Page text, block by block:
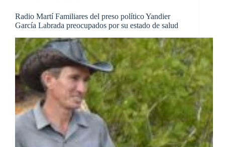
Radio Martí Familiares del preso político Yandier
García Labrada preocupados por su estado de salud